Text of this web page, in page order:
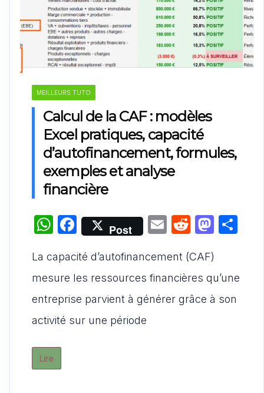
MEILLEURS TUTO
Calcul de la CAF : modèles
Excel pratiques, capacité
d’autofinancement, formules,
exemples et analyse
financière
W
at
s
A
p
F
a
c
e
b
o
Post
E
ai
l
R
d
di
t
M
o
d
g
La capacité d’autofinancement (CAF)
mesure les ressources financières qu’une
entreprise parvient à générer grâce à son
activité sur une période
Lire